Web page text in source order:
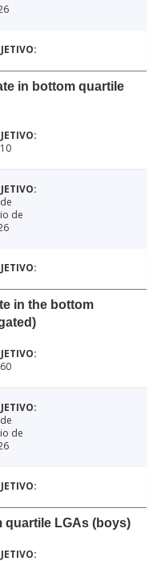
in bottom quartile
de
in the bottom
de
quartile LGAs (boys)